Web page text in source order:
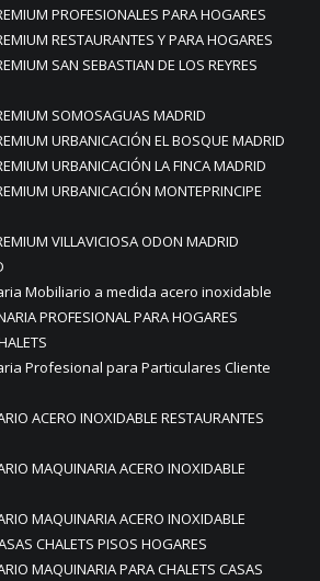
PROFESIONALES PARA HOGARES
RESTAURANTES Y PARA HOGARES
SAN SEBASTIAN DE LOS REYRES
SOMOSAGUAS MADRID
URBANICACIÓN EL BOSQUE MADRID
URBANICACIÓN LA FINCA MADRID
URBANICACIÓN MONTEPRINCIPE
VILLAVICIOSA ODON MADRID
Mobiliario a medida acero inoxidable
PROFESIONAL PARA HOGARES
Profesional para Particulares Cliente
ACERO INOXIDABLE RESTAURANTES
MAQUINARIA ACERO INOXIDABLE
MAQUINARIA ACERO INOXIDABLE
CHALETS PISOS HOGARES
MAQUINARIA PARA CHALETS CASAS